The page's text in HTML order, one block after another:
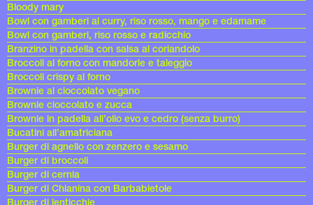
Bloody mary
Bowl con gamberi al curry, riso rosso, mango e edamame
Bowl con gamberi, riso rosso e radicchio
Branzino in padella con salsa al coriandolo
Broccoli al forno con mandorle e taleggio
Broccoli crispy al forno
Brownie al cioccolato vegano
Brownie cioccolato e zucca
Brownie in padella all’olio evo e cedro (senza burro)
Bucatini all’amatriciana
Burger di agnello con zenzero e sesamo
Burger di broccoli
Burger di cernia
Burger di Chianina con Barbabietole
Burger di lenticchie